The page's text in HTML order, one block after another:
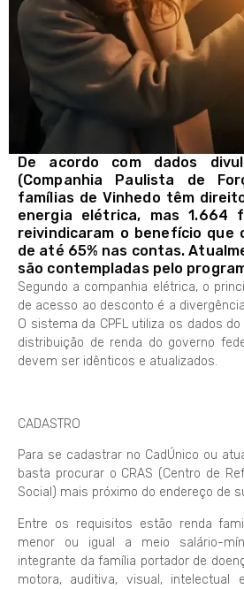
De acordo com dados
(Companhia Paulista de
famílias de Vinhedo têm
energia elétrica, mas 1.664
reivindicaram o benefício que
de até 65% nas contas.
são contempladas pelo
Segundo a companhia elétrica, o
de acesso ao desconto é a
O sistema da CPFL utiliza os dados
distribuição de renda do governo
devem ser idênticos e atualizados.
CADASTRO
Para se cadastrar no CadÚnico ou
basta procurar o CRAS (Centro de
Social) mais próximo do endereço de
Entre os requisitos estão renda
menor ou igual a meio salário-
integrante da família portador de
motora, auditiva, visual, intelectual